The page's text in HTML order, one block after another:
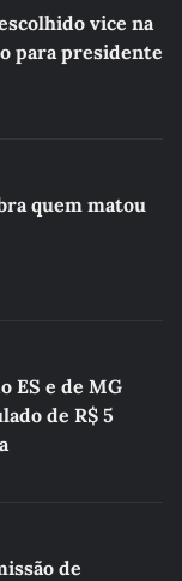
vice na
para presidente
quem matou
ES e de MG
de R$ 5
de